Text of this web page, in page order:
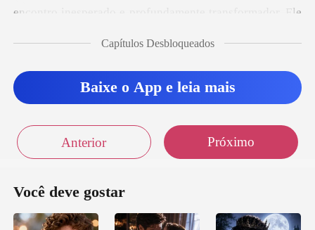
encontro inesperado e profundamente
Capítulos Desbloqueados
Baixe o App e leia mais
Anterior Próximo
Você deve gostar